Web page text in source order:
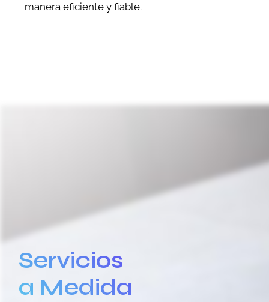
manera eficiente y fiable.
Servicios
a Medida